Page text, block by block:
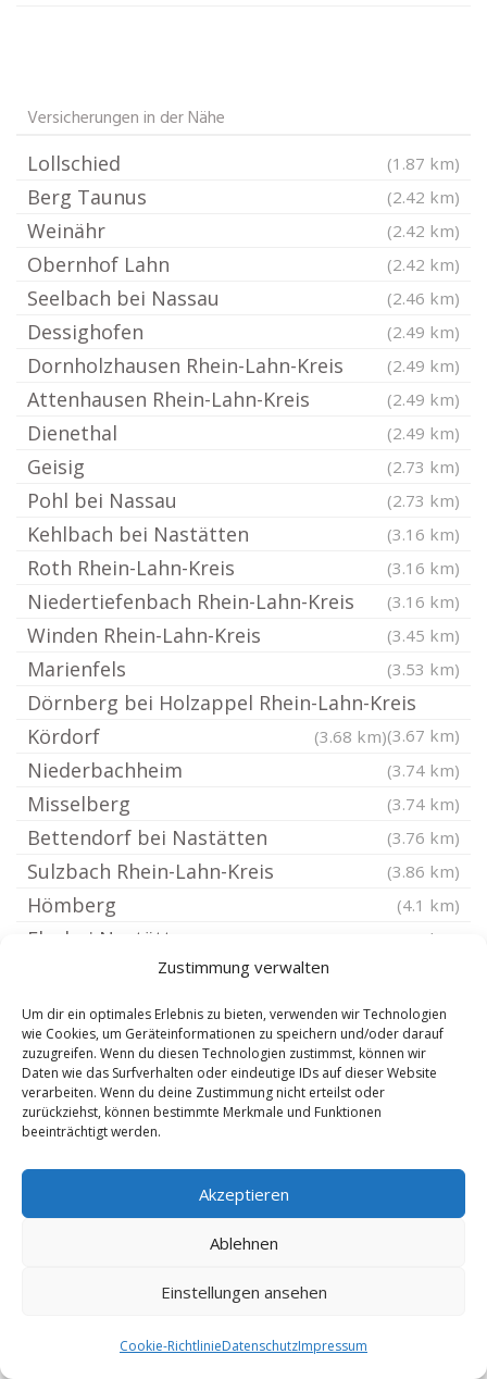
Zustimmung verwalten
Um dir ein optimales Erlebnis zu bieten, verwenden wir Technologien
wie Cookies, um Geräteinformationen zu speichern und/oder darauf
zuzugreifen. Wenn du diesen Technologien zustimmst, können wir
Daten wie das Surfverhalten oder eindeutige IDs auf dieser Website
verarbeiten. Wenn du deine Zustimmung nicht erteilst oder
zurückziehst, können bestimmte Merkmale und Funktionen
beeinträchtigt werden.
Akzeptieren
Ablehnen
Einstellungen ansehen
Cookie-RichtlinieDatenschutzImpressum
Versicherungen in der Nähe
Lollschied (1.87 km)
Berg Taunus (2.42 km)
Weinähr (2.42 km)
Obernhof Lahn (2.42 km)
Seelbach bei Nassau (2.46 km)
Dessighofen (2.49 km)
Dornholzhausen Rhein-Lahn-Kreis (2.49 km)
Attenhausen Rhein-Lahn-Kreis (2.49 km)
Dienethal (2.49 km)
Geisig (2.73 km)
Pohl bei Nassau (2.73 km)
Kehlbach bei Nastätten (3.16 km)
Roth Rhein-Lahn-Kreis (3.16 km)
Niedertiefenbach Rhein-Lahn-Kreis (3.16 km)
Winden Rhein-Lahn-Kreis (3.45 km)
Marienfels (3.53 km)
Dörnberg bei Holzappel Rhein-Lahn-Kreis
(3.67 km)
Kördorf (3.68 km)
Niederbachheim (3.74 km)
Misselberg (3.74 km)
Bettendorf bei Nastätten (3.76 km)
Sulzbach Rhein-Lahn-Kreis (3.86 km)
Hömberg (4.1 km)
Ehr bei Nastätten (4.1 km)
Oberbachheim
Bremberg bei Katzenelnbogen (4.34 km)
Gutenacker (4.34 km)
Dausenau (4.54 km)
Herold Rhein-Lahn-Kreis
Ergeshausen
Miehlen Taunus (4.6 km)
Scheidt Rhein-Lahn-Kreis